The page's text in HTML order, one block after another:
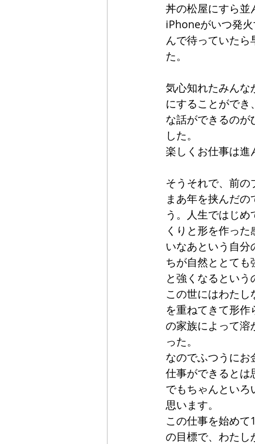
丼の松屋にすら並
iPhoneがいつ発
んで待っていた
た。
気心知れたみんな
にすることができ
な話ができるのが
した。
楽しくお仕事は進
そうそれで、前の
まあ年を挟んだ
う。人生ではじ
くりと形を作っ
いなあという自
ちが自然ととても
と強くなるという
この世にはわた
を重ねてきて形
の家族によって溶
った。
なのでふつうにお
仕事ができるとは
でもちゃんといろ
思います。
この仕事を始め
の目標で、わたし